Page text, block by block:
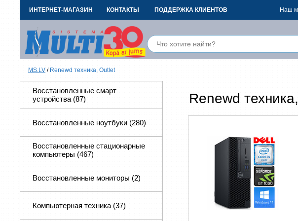
ИНТЕРНЕТ-МАГАЗИН КОНТАКТЫ ПОДДЕРЖКА КЛИЕНТОВ Наш
MS.LV / Renewd техника, Outlet
Восстановленные смарт
устройства (87)
Восстановленные ноутбуки (280)
Восстановленные стационарные
компьютеры (467)
Восстановленные мониторы (2)
Компьютерная техника (37)
Renewd